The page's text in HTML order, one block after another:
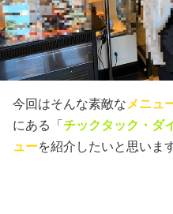
今回はそんな素敵なメニュ
にある「チックタック・ダ
ューを紹介したいと思いま